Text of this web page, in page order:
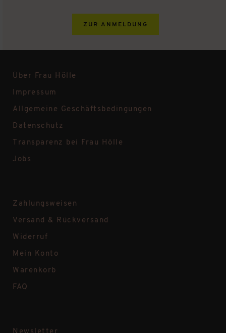
ZUR ANMELDUNG
Über Frau Hölle
Impressum
Allgemeine Geschäftsbedingungen
Datenschutz
Transparenz bei Frau Hölle
Jobs
Zahlungsweisen
Versand & Rückversand
Widerruf
Mein Konto
Warenkorb
FAQ